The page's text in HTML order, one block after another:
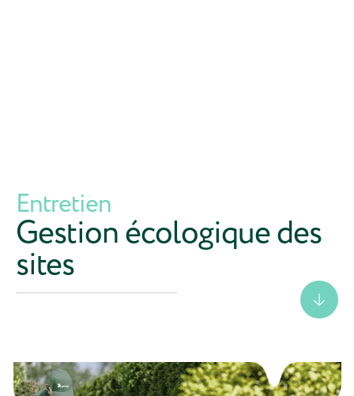
Entretien
Gestion écologique des
sites